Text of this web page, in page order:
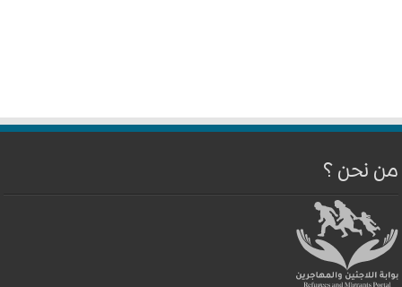
من نحن ؟